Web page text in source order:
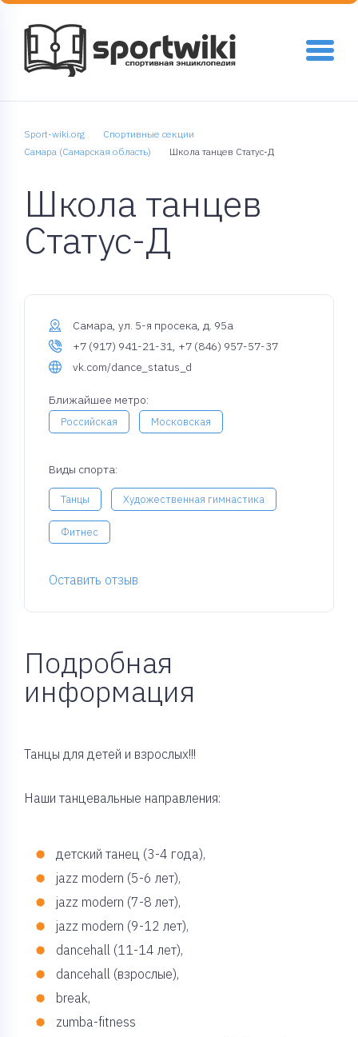
Sport-wiki.org
Спортивные секции
Самара (Самарская область)
Школа танцев Статус-Д
Школа танцев
Статус-Д
Самара, ул. 5-я просека, д. 95а
+7 (917) 941-21-31, +7 (846) 957-57-37
vk.com/dance_status_d
Ближайшее метро:
Российская Московская
Виды спорта:
Танцы Художественная гимнастика
Фитнес
Оставить отзыв
Подробная
информация
Танцы для детей и взрослых!!!
Наши танцевальные направления:
детский танец (3-4 года),
jazz modern (5-6 лет),
jazz modern (7-8 лет),
jazz modern (9-12 лет),
dancehall (11-14 лет),
dancehall (взрослые),
break,
zumba-fitness